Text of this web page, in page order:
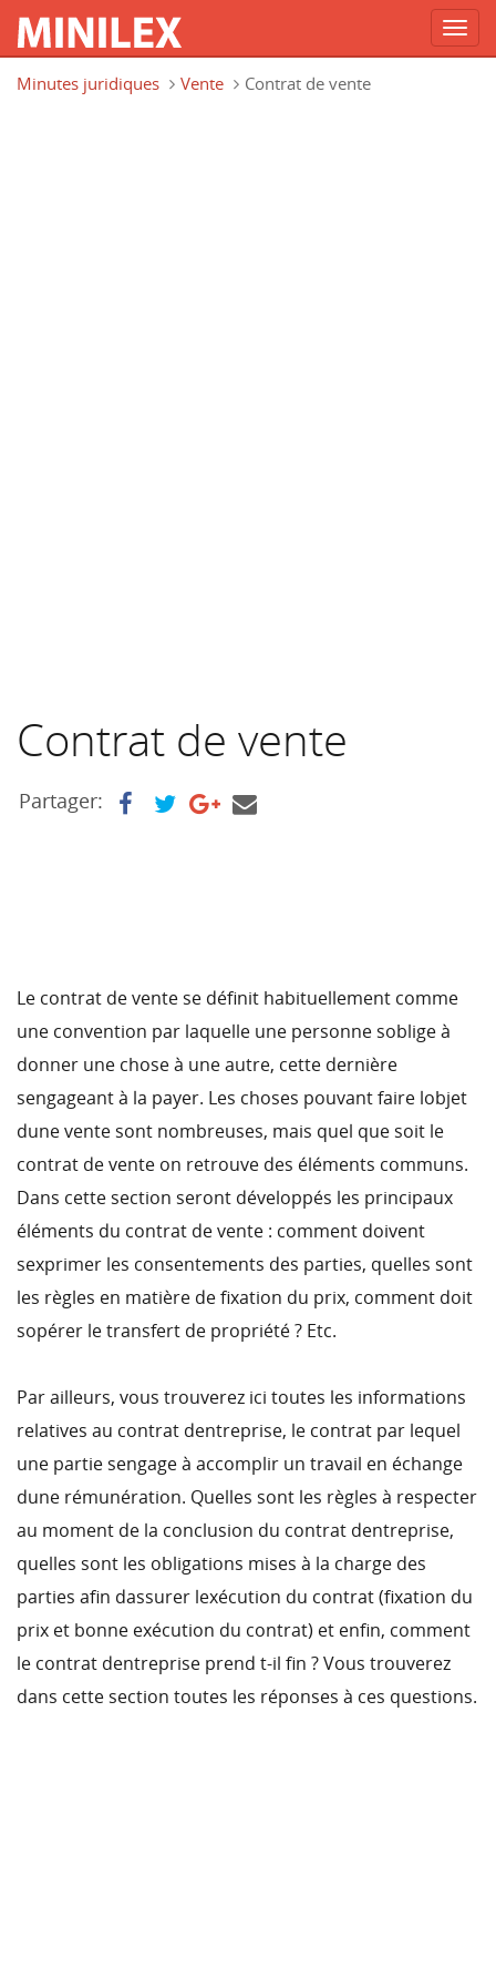
Minutes juridiques
Vente Contrat de vente
Contrat de vente
Partager:
Le contrat de vente se définit habituellement comme
une convention par laquelle une personne soblige à
donner une chose à une autre, cette dernière
sengageant à la payer. Les choses pouvant faire lobjet
dune vente sont nombreuses, mais quel que soit le
contrat de vente on retrouve des éléments communs.
Dans cette section seront développés les principaux
éléments du contrat de vente : comment doivent
sexprimer les consentements des parties, quelles sont
les règles en matière de fixation du prix, comment doit
sopérer le transfert de propriété ? Etc.
Par ailleurs, vous trouverez ici toutes les informations
relatives au contrat dentreprise, le contrat par lequel
une partie sengage à accomplir un travail en échange
dune rémunération. Quelles sont les règles à respecter
au moment de la conclusion du contrat dentreprise,
quelles sont les obligations mises à la charge des
parties afin dassurer lexécution du contrat (fixation du
prix et bonne exécution du contrat) et enfin, comment
le contrat dentreprise prend t-il fin ? Vous trouverez
dans cette section toutes les réponses à ces questions.